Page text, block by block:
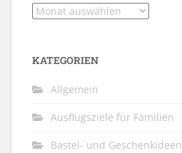
Archiv
KATEGORIEN
Allgemein
Ausflugsziele für Familien
Bastel- und Geschenkideen